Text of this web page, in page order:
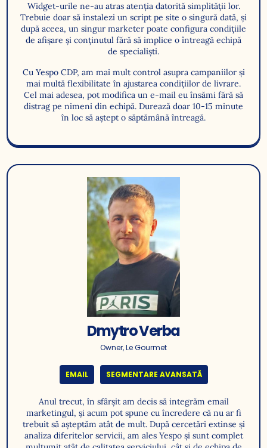
Widget-urile ne-au atras atenția datorită simplității lor.
Trebuie doar să instalezi un script pe site o singură dată, și
după aceea, un singur marketer poate configura condițiile
de afișare și conținutul fără să implice o întreagă echipă
de specialiști.
Cu Yespo CDP, am mai mult control asupra campaniilor și
mai multă flexibilitate în ajustarea condițiilor de livrare.
Cel mai adesea, pot modifica un e-mail eu însămi fără să
distrag pe nimeni din echipă. Durează doar 10-15 minute
în loc să aștept o săptămână întreagă.
Dmytro Verba
Owner, Le Gourmet
EMAIL SEGMENTARE AVANSATĂ
Anul trecut, în sfârșit am decis să integrăm email
marketingul, și acum pot spune cu încredere că nu ar fi
trebuit să așteptăm atât de mult. După cercetări extinse și
analiza diferitelor servicii, am ales Yespo și sunt complet